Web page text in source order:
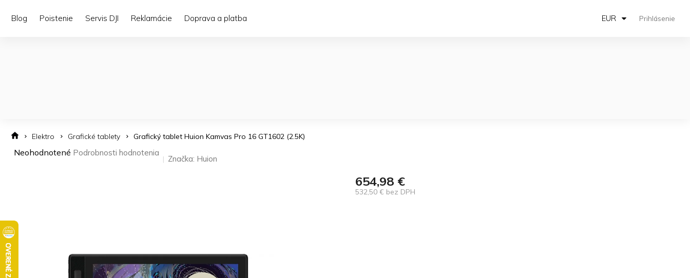
Blog Poistenie Servis DJI Reklamácie Doprava a platba EUR Prihlásenie
Elektro Grafické tablety Grafický tablet Huion Kamvas Pro 16 GT1602 (2.5K)
Priemerné
Neohodnotené Podrobnosti hodnotenia
Značka: Huion
654,98 €
532,50 € bez DPH